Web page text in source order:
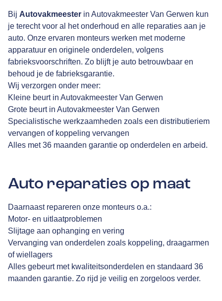
Bij Autovakmeester in Autovakmeester Van Gerwen kun
je terecht voor al het onderhoud en alle reparaties aan je
auto. Onze ervaren monteurs werken met moderne
apparatuur en originele onderdelen, volgens
fabrieksvoorschriften. Zo blijft je auto betrouwbaar en
behoud je de fabrieksgarantie.
Wij verzorgen onder meer:
Kleine beurt in Autovakmeester Van Gerwen
Grote beurt in Autovakmeester Van Gerwen
Specialistische werkzaamheden zoals een distributieriem
vervangen of koppeling vervangen
Alles met 36 maanden garantie op onderdelen en arbeid.
Auto reparaties op maat
Daarnaast repareren onze monteurs o.a.:
Motor- en uitlaatproblemen
Slijtage aan ophanging en vering
Vervanging van onderdelen zoals koppeling, draagarmen
of wiellagers
Alles gebeurt met kwaliteitsonderdelen en standaard 36
maanden garantie. Zo rijd je veilig en zorgeloos verder.